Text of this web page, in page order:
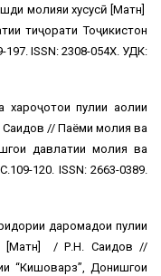
молияи хусусӣ [Матн]
тиҷорати Тоҷикистон
ISSN: 2308-054X. УДК:
пулии аҳолии
// Паёми молия ва
давлатии молия ва
120. ISSN: 2663-0389.
даромадҳои пулии
[Матн] / Р.Н. Саидов //
“Кишоварз”, Донишгоҳи